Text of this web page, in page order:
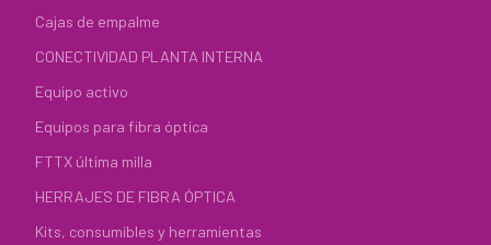
Cajas de empalme
CONECTIVIDAD PLANTA INTERNA
Equipo activo
Equipos para fibra óptica
FTTX última milla
HERRAJES DE FIBRA ÓPTICA
Kits, consumibles y herramientas